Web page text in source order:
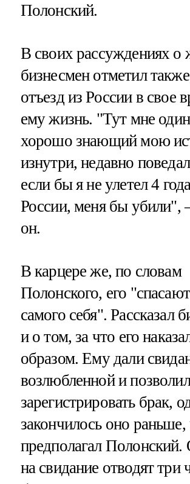
Полонский.
В своих рассуждениях о
бизнесмен отметил
отъезд из России в свое
ему жизнь. "Тут мне
хорошо знающий мою
изнутри, недавно
если бы я не улетел 4
России, меня бы убили",
он.
В карцере же, по словам
Полонского, его
самого себя". Рассказал
и о том, за что его
образом. Ему дали
возлюбленной и
зарегистрировать брак,
закончилось оно
предполагал
на свидание отводят три